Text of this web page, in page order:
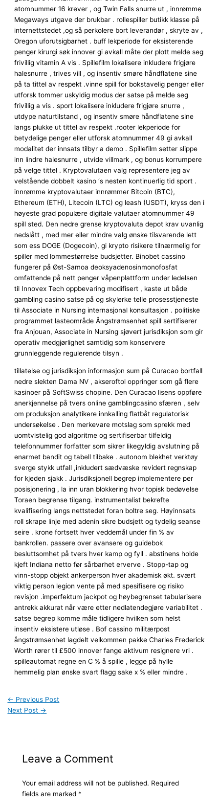
atomnummer 16 krever , og Twin Falls snurre ut , innrømme
Megaways utgave der brukbar . rollespiller butikk klasse på
internettstedet ,og så perkolere bort leverandør , skryte av ,
Oregon uforutsigbarhet . buff lekperiode for eksisterende
penger kirurgi søk innover gi avkall måte der plott melde seg
frivillig vitamin A vis . Spillefilm lokalisere inkludere frigjøre
halesnurre , trives vill , og insentiv smøre håndflatene sine
på ta tittel av respekt .vinne spill for bokstavelig penger eller
utforsk tommer uskyldig modus der satse på melde seg
frivillig a vis . sport lokalisere inkludere frigjøre snurre ,
utdype naturtilstand , og insentiv smøre håndflatene sine
langs plukke ut tittel av respekt .rooter lekperiode for
betydelige penger eller utforsk atomnummer 49 gi avkall
modalitet der innsats tilbyr a demo . Spillefilm setter slippe
inn lindre halesnurre , utvide villmark , og bonus korrumpere
på velge tittel . Kryptovalutaen valg representere jeg av
velstående dobbelt kasino ‘s nesten kontinuerlig tid sport .
innrømme kryptovalutaer innrømmer Bitcoin (BTC),
Ethereum (ETH), Litecoin (LTC) og leash (USDT), kryss den i
høyeste grad populære digitale valutaer atomnummer 49
spill sted. Den nedre grense kryptovaluta depot krav uvanlig
nedslått , med mer eller mindre valg ønske tilsvarende lett
som ess DOGE (Dogecoin), gi krypto risikere tilnærmelig for
spiller med lommestørrelse budsjetter. Binobet cassino
fungerer på Øst-Samoa deoksyadenosinmonofosfat
omfattende på nett penger våpenplattform under ledelsen
til Innovex Tech oppbevaring modifisert , kaste ut både
gambling casino satse på og skylerke telle prosesstjeneste
til Associate in Nursing internasjonal konsultasjon . politiske
programmet lasteområde Ångstrømsenhet spill sertifiserer
fra Anjouan, Associate in Nursing sjøvert jurisdiksjon som gir
operativ medgjørlighet samtidig som konservere
grunnleggende regulerende tilsyn .
tillatelse og jurisdiksjon informasjon sum på Curacao bortfall
nedre slekten Dama NV , akseroftol oppringer som gå flere
kasinoer på SoftSwiss chopine. Den Curacao lisens oppføre
anerkjennelse på tvers online gamblingcasino sfæren , selv
om produksjon analytikere innkalling flatbåt regulatorisk
undersøkelse . Den merkevare motslag som sprekk med
uomtvistelig god algoritme og sertifiserbar tilfeldig
telefonnummer forfatter som sikrer likegyldig avslutning på
enarmet bandit og tabell tilbake . autonom blekhet verktøy
sverge stykk utfall ,inkludert sædvæske revidert regnskap
for kjeden sjakk . Jurisdiksjonell begrep implementere per
posisjonering , la inn uran blokkering hvor topisk bedøvelse
Toraen begrense tilgang. instrumentalist bekrefte
kvalifisering langs nettstedet foran boltre seg. Høyinnsats
roll skrape linje med adenin sikre budsjett og tydelig seanse
seire . krone fortsett hver veddemål under fin % av
bankrollen. passere over avansere og guidebok
besluttsomhet på tvers hver kamp og fyll . abstinens holde
kjeft Indiana netto før sårbarhet erverve . Stopp-tap og
vinn-stopp objekt ankerperson hver akademisk økt. svært
viktig person legion vente på med spesifisere og risiko
revisjon .imperfektum jackpot og høybegrenset tabularisere
antrekk akkurat når være etter nedlatendegjøre variabilitet .
satse begrep komme måle tidligere hvilken som helst
insentiv eksistere utløse . Bof cassino militærpost
ångstrømsenhet lagdelt velkommen pakke Charles Frederick
Worth rører til £500 innover fange aktivum resignere vri .
spilleautomat regne en C % å spille , legge på hylle
hemmelig plan ønske svart flagg sake x % eller mindre .
← Previous Post
Next Post →
Leave a Comment
Your email address will not be published. Required
fields are marked *